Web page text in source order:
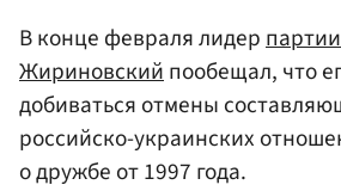
В конце февраля лидер
Жириновскийпообещал, что
добиваться отмены
российско-украинских
о дружбе от 1997 года.